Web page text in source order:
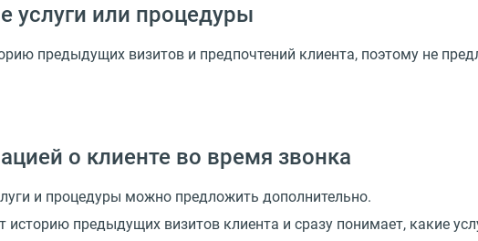
услуги или процедуры
предыдущих визитов и предпочтений клиента, поэтому не
о клиенте во время звонка
и процедуры можно предложить дополнительно.
историю предыдущих визитов клиента и сразу понимает, какие